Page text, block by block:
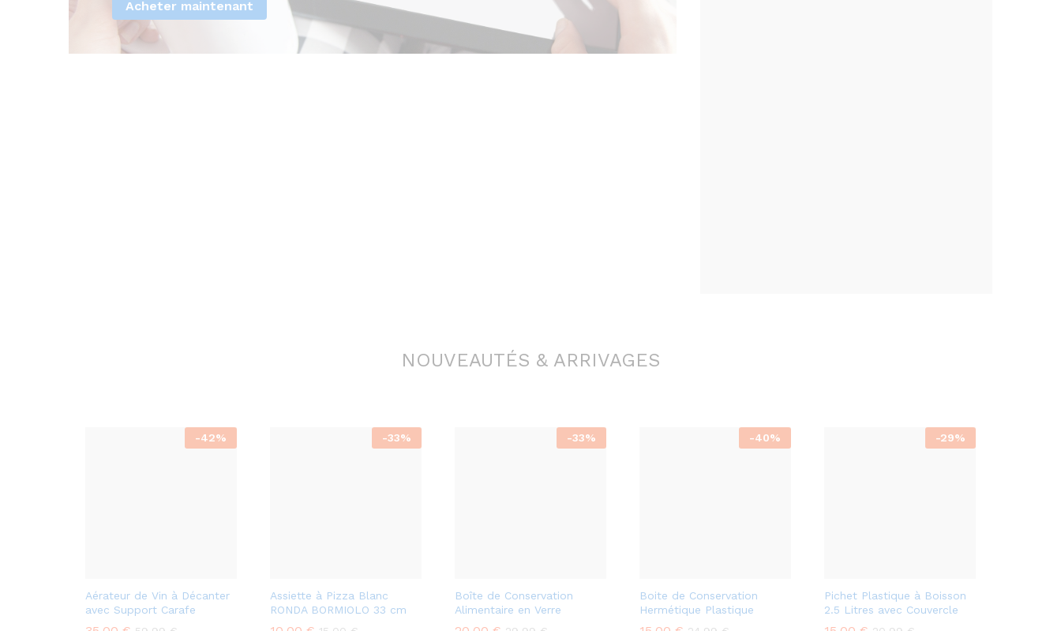
Acheter maintenant
NOUVEAUTÉS & ARRIVAGES
-42%
Aérateur de Vin à Décanter
avec Support Carafe
-33%
Assiette à Pizza Blanc
RONDA BORMIOLO 33 cm
-33%
Boîte de Conservation
Alimentaire en Verre
-40%
Boite de Conservation
Hermétique Plastique
-29%
Pichet Plastique à Boisson
2.5 Litres avec Couvercle